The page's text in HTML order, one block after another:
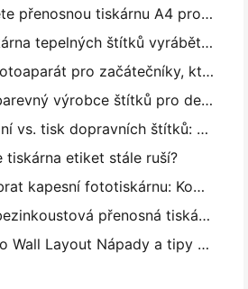
Potřebujete přenosnou tiskárnu A4 pro skladové faktury? Co vlastně funguje
Může tiskárna tepelných štítků vyrábět vodotěsné štítky pro malé podniky?
Nejlepší fotoaparát pro začátečníky, kteří nechtějí plýtvat papírem
Nejlepší barevný výrobce štítků pro deníkování a scrapbooking: Přidat více barev na každou stránku
Ruční psaní vs. tisk dopravních štítků: Tipy pro malé podniky v roce 2026
tiskárna etiket stále ruší?
Jak si vybrat kapesní fototiskárnu: Kompletní příručka pro uživatele deníků, cestování a iPhone
Nejlepší bezinkoustová přenosná tiskárna pro cestování, školu a mobilní práci: Hanin MT620 Pro Review
Mini Photo Wall Layout Nápady a tipy pro dekoraci ložnice a koleje